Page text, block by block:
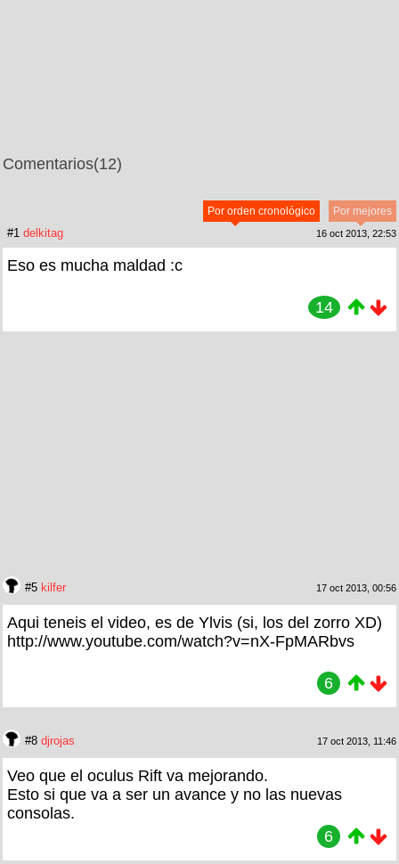
Comentarios(12)
Por mejores
Por orden cronológico
#1 delkitag 16 oct 2013, 22:53
Eso es mucha maldad :c
14
#5 kilfer 17 oct 2013, 00:56
Aqui teneis el video, es de Ylvis (si, los del zorro XD)
http://www.youtube.com/watch?v=nX-FpMARbvs
6
#8 djrojas 17 oct 2013, 11:46
Veo que el oculus Rift va mejorando.
Esto si que va a ser un avance y no las nuevas
consolas.
6